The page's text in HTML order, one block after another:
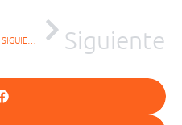
SIGUIENTE Siguiente